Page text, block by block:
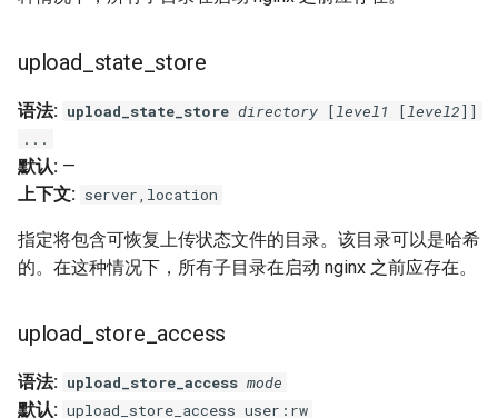
mail
maxminddb
memcached
multiplexer
murmurhash2
mysql
upload_state_store
语法: upload_state_store directory [level1 [level2]]
...
默认: —
上下文: server,location
指定将包含可恢复上传状态文件的目录。该目录可以是哈希
的。在这种情况下，所有子目录在启动 nginx 之前应存在。
upload_store_access
语法: upload_store_access mode
默认: upload_store_access user:rw